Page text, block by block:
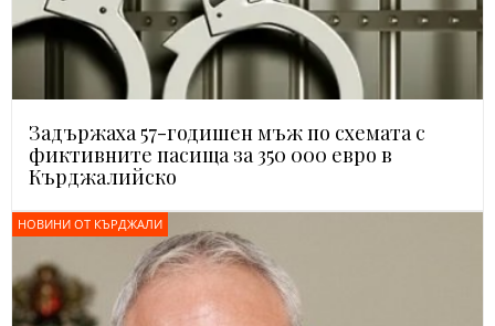
Задържаха 57-годишен мъж по схемата с
фиктивните пасища за 350 000 евро в
Кърджалийско
НОВИНИ ОТ КЪРДЖАЛИ